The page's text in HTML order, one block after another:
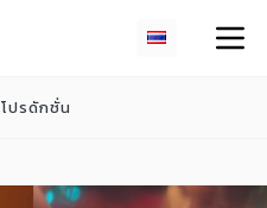
โปรดักชั่น